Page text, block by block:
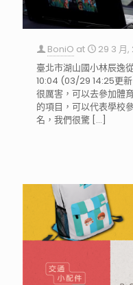
BoniO at
29 3 月
臺北市湖山國小林辰逸
10:04 (03/29 14:25更
很厲害，可以去參加體
的項目，可以代表學校
名，我們很驚 […]